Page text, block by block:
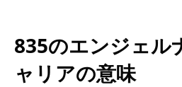
835のエンジェル
ャリアの意味